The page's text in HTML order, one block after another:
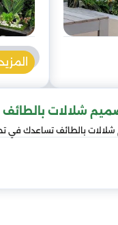
شلالات بالطائف
بالطائف تساعدك في